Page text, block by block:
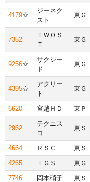
4179☆
ジーネク
スト
東Ｇ
7352
ＴＷＯＳ
Ｔ
東Ｇ
9256☆
サクシー
ド
東Ｇ
4395☆
アクリー
ト
東Ｇ
6620 宮越ＨＤ 東Ｐ
2962
テクニス
コ
東Ｓ
4664 ＲＳＣ 東Ｓ
4265
ＩＧＳ 東Ｇ
7746
岡本硝子 東Ｓ